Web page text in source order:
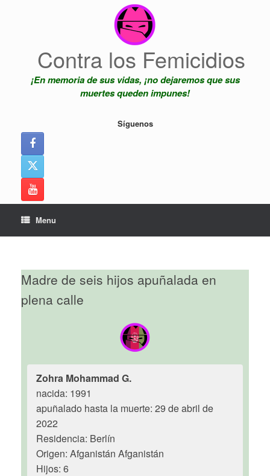
Contra los Femicidios
¡En memoria de sus vidas, ¡no dejaremos que sus
muertes queden impunes!
Síguenos
Menu
Madre de seis hijos apuñalada en
plena calle
Zohra Mohammad G.
nacida: 1991
apuñalado hasta la muerte: 29 de abril de
2022
Residencia: Berlín
Origen: Afganistán Afganistán
Hijos: 6